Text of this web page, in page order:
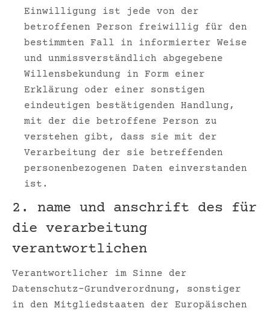
Einwilligung ist jede von der
betroffenen Person freiwillig für den
bestimmten Fall in informierter Weise
und unmissverständlich abgegebene
Willensbekundung in Form einer
Erklärung oder einer sonstigen
eindeutigen bestätigenden Handlung,
mit der die betroffene Person zu
verstehen gibt, dass sie mit der
Verarbeitung der sie betreffenden
personenbezogenen Daten einverstanden
ist.
2. name und anschrift des für
die verarbeitung
verantwortlichen
Verantwortlicher im Sinne der
Datenschutz-Grundverordnung, sonstiger
in den Mitgliedstaaten der Europäischen